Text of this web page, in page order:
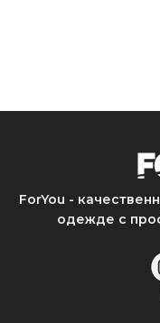
ForYou -
одежде с